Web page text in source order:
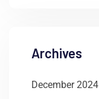
Archives
December 2024